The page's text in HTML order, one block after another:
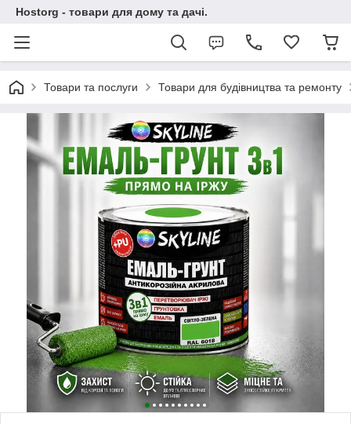
Hostorg - товари для дому та дачі.
Товари та послуги Товари для будівництва та ремонту